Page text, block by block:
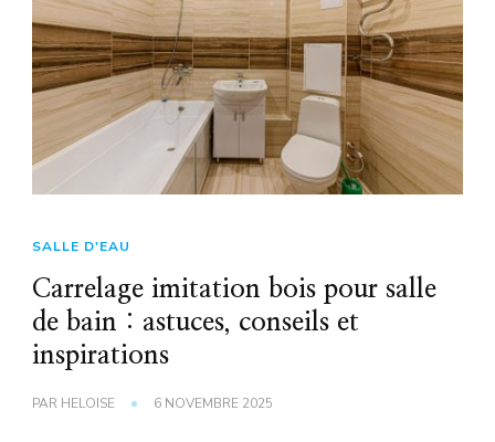
SALLE D'EAU
Carrelage imitation bois pour salle
de bain : astuces, conseils et
inspirations
PAR HELOISE 6 NOVEMBRE 2025